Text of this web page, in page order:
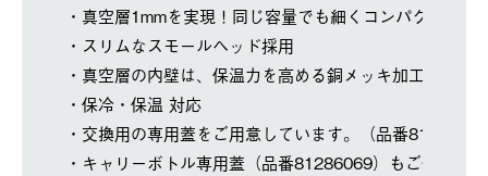
・真空層1mmを実現！同じ容量でも細くコンパクトに
・スリムなスモールヘッド採用
・真空層の内壁は、保温力を高める銅メッキ加工
・保冷・保温 対応
・交換用の専用蓋をご用意しています。（品番
・キャリーボトル専用蓋（品番81286069）もご使用い